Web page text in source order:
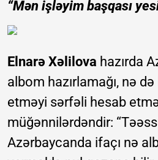
“Mən işləyim başqası
Elnarə Xəlilova hazırda
albom hazırlamağı, nə
etməyi sərfəli hesab
müğənnilərdəndir:
Azərbaycanda ifaçı nə